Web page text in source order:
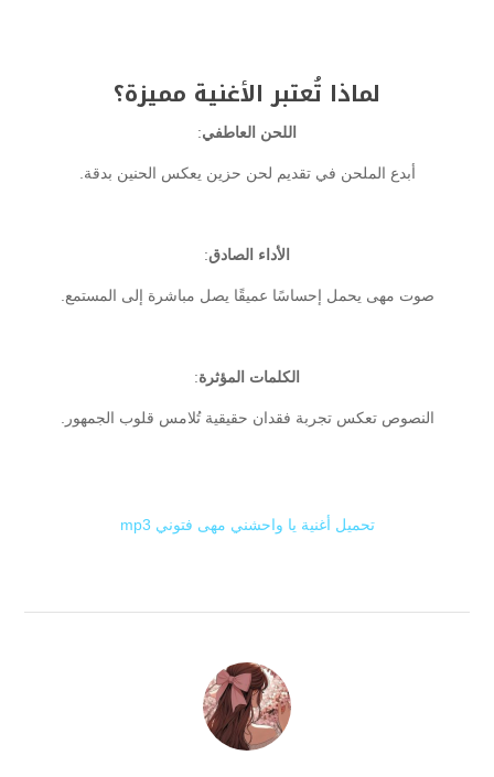
لماذا تُعتبر الأغنية مميزة؟
اللحن العاطفي:
أبدع الملحن في تقديم لحن حزين يعكس الحنين بدقة.
الأداء الصادق:
صوت مهى يحمل إحساسًا عميقًا يصل مباشرة إلى المستمع.
الكلمات المؤثرة:
النصوص تعكس تجربة فقدان حقيقية تُلامس قلوب الجمهور.
تحميل أغنية يا واحشني مهى فتوني mp3